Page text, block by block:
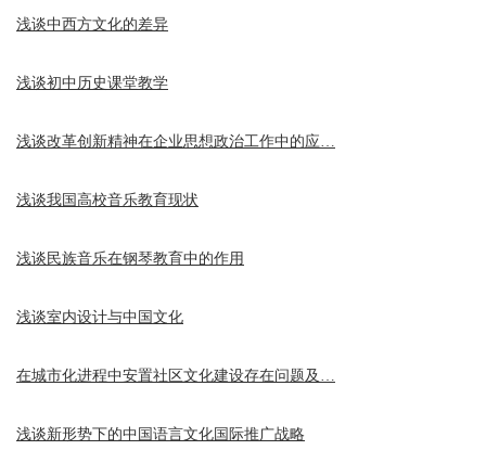
浅谈中西方文化的差异
浅谈初中历史课堂教学
浅谈改革创新精神在企业思想政治工作中的应…
浅谈我国高校音乐教育现状
浅谈民族音乐在钢琴教育中的作用
浅谈室内设计与中国文化
在城市化进程中安置社区文化建设存在问题及…
浅谈新形势下的中国语言文化国际推广战略